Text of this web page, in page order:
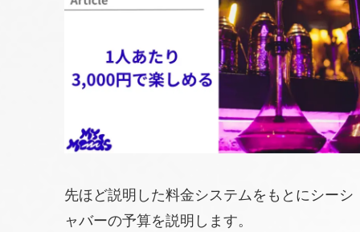
先ほど説明した料金システムをもとにシーシ
ャバーの予算を説明します。